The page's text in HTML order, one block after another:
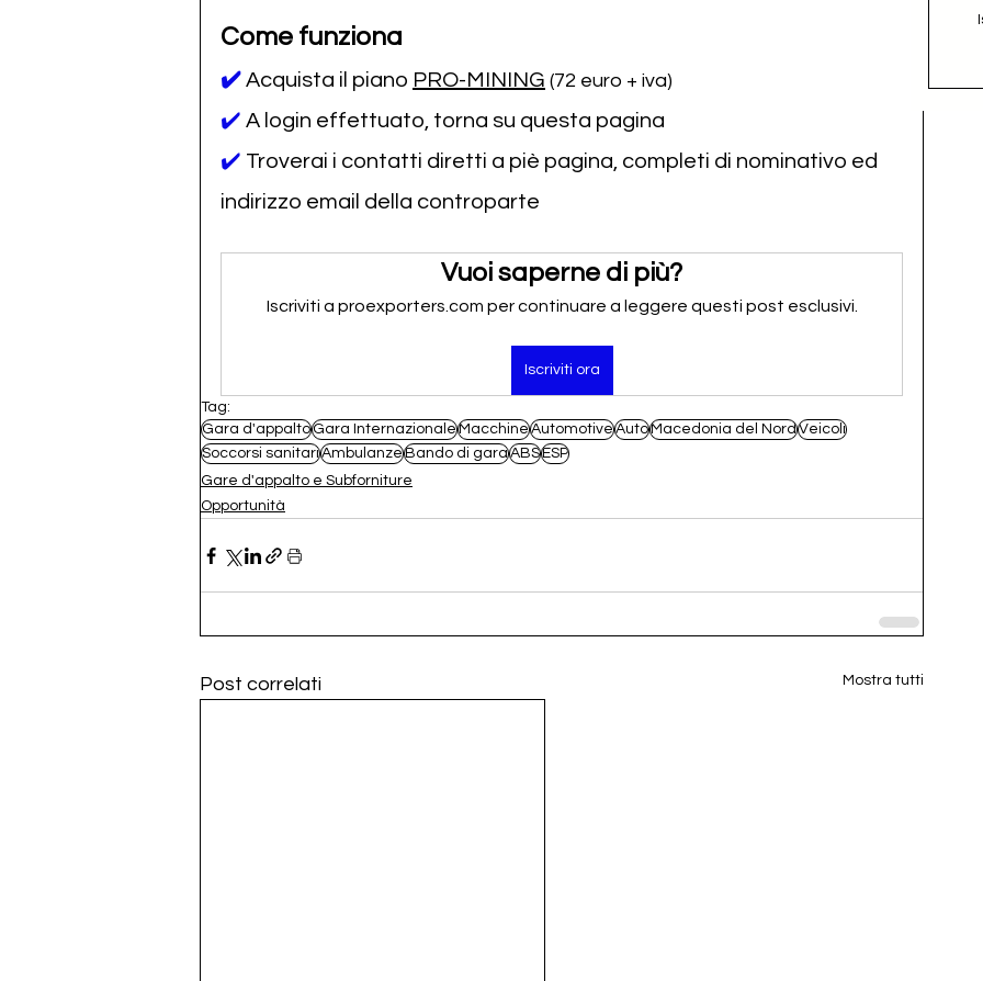
Come funziona
✔️ Acquista il piano PRO-MINING (72 euro + iva)
✔️ A login effettuato, torna su questa pagina
✔️ Troverai i contatti diretti a piè pagina, completi di nominativo ed
indirizzo email della controparte
Vuoi saperne di più?
Iscriviti a proexporters.com per continuare a leggere questi post esclusivi.
Iscriviti ora
Tag:
Gara d'appaltoGara InternazionaleMacchineAutomotiveAutoMacedonia del NordVeicoli
Soccorsi sanitariAmbulanzeBando di garaABSESP
Gare d'appalto e Subforniture
Opportunità
Post correlati Mostra tutti